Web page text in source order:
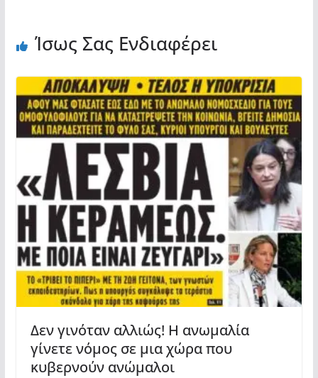
Ίσως Σας Ενδιαφέρει
Δεν γινόταν αλλιώς! Η ανωμαλία
γίνετε νόμος σε μια χώρα που
κυβερνούν ανώμαλοι